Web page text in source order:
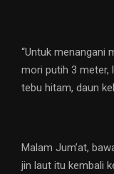
“Untuk menangani
mori putih 3 meter,
tebu hitam, daun
Malam Jum’at,
jin laut itu kembali